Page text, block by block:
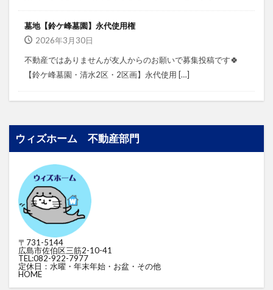
墓地【鈴ケ峰墓園】永代使用権
2026年3月30日
不動産ではありませんが⁡⁡友人からのお願いで募集投稿です🍀
⁡⁡⁡⁡【鈴ケ峰墓園・清水2区・2区画】⁡⁡永代使用 […]
ウィズホーム 不動産部門
〒731-5144
広島市佐伯区三筋2-10-41
TEL:082-922-7977
定休日：水曜・年末年始・お盆・その他
HOME